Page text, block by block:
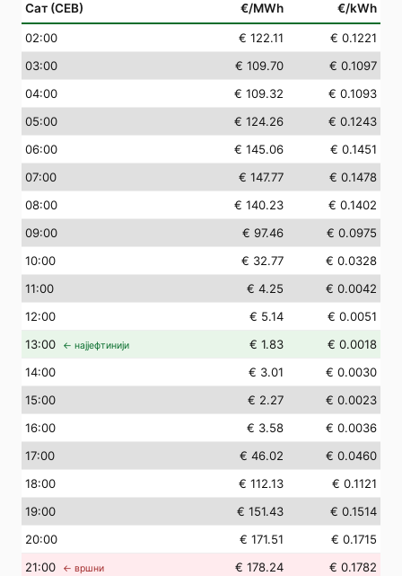
Сат (СЕВ) €/MWh €/kWh
02:00 € 122.11
€ 0.1221
03:00 € 109.70
€ 0.1097
04:00 € 109.32
€ 0.1093
05:00 € 124.26
€ 0.1243
06:00 € 145.06
€ 0.1451
07:00 € 147.77
€ 0.1478
08:00 € 140.23
€ 0.1402
09:00 € 97.46
€ 0.0975
10:00 € 32.77
€ 0.0328
11:00 € 4.25
€ 0.0042
12:00 € 5.14
€ 0.0051
13:00 ← најјефтинији € 1.83
€ 0.0018
14:00 € 3.01
€ 0.0030
15:00 € 2.27
€ 0.0023
16:00 € 3.58
€ 0.0036
17:00 € 46.02
€ 0.0460
18:00 € 112.13
€ 0.1121
19:00 € 151.43
€ 0.1514
20:00 € 171.51
€ 0.1715
21:00 ← вршни € 178.24
€ 0.1782